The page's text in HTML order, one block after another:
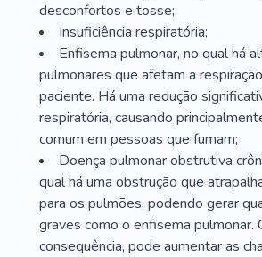
desconfortos e tosse;
Insuficiência respiratória;
Enfisema pulmonar, no qual há
pulmonares que afetam a
paciente. Há uma redução
respiratória, causando
comum em pessoas que fumam;
Doença pulmonar obstrutiva
qual há uma obstrução que
para os pulmões, podendo gerar
graves como o enfisema pulmonar.
consequência, pode aumentar as